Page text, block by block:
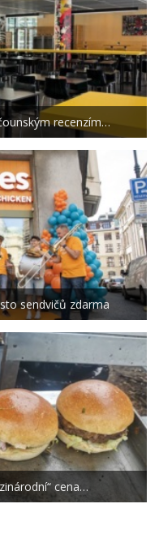
recenzím…
sendvičů zdarma
cena…